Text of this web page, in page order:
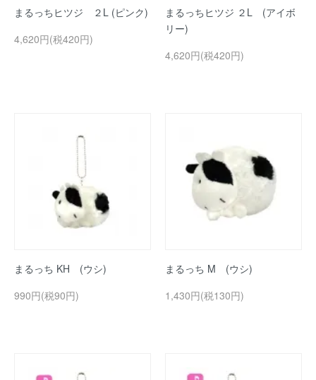
まるっちヒツジ ２L (ピンク)
4,620円(税420円)
まるっちヒツジ ２L (アイボ
リー)
4,620円(税420円)
まるっち KH (ウシ)
990円(税90円)
まるっち M (ウシ)
1,430円(税130円)